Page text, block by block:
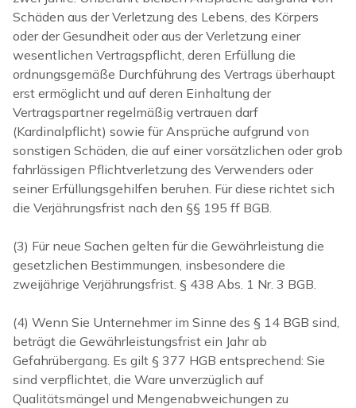
Schäden aus der Verletzung des Lebens, des Körpers
oder der Gesundheit oder aus der Verletzung einer
wesentlichen Vertragspflicht, deren Erfüllung die
ordnungsgemäße Durchführung des Vertrags überhaupt
erst ermöglicht und auf deren Einhaltung der
Vertragspartner regelmäßig vertrauen darf
(Kardinalpflicht) sowie für Ansprüche aufgrund von
sonstigen Schäden, die auf einer vorsätzlichen oder grob
fahrlässigen Pflichtverletzung des Verwenders oder
seiner Erfüllungsgehilfen beruhen. Für diese richtet sich
die Verjährungsfrist nach den §§ 195 ff BGB.
(3) Für neue Sachen gelten für die Gewährleistung die
gesetzlichen Bestimmungen, insbesondere die
zweijährige Verjährungsfrist. § 438 Abs. 1 Nr. 3 BGB.
(4) Wenn Sie Unternehmer im Sinne des § 14 BGB sind,
beträgt die Gewährleistungsfrist ein Jahr ab
Gefahrübergang. Es gilt § 377 HGB entsprechend: Sie
sind verpflichtet, die Ware unverzüglich auf
Qualitätsmängel und Mengenabweichungen zu